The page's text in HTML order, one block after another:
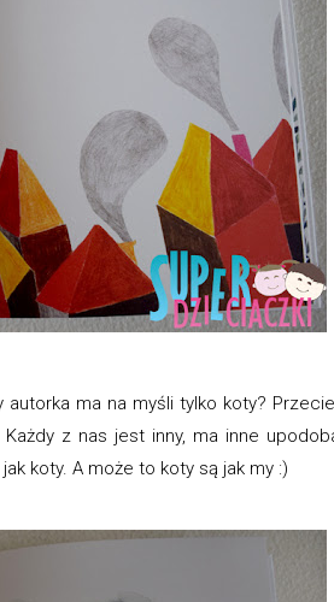
ma na myśli tylko koty?
z nas jest inny, ma inne
koty. A może to koty są jak my :)